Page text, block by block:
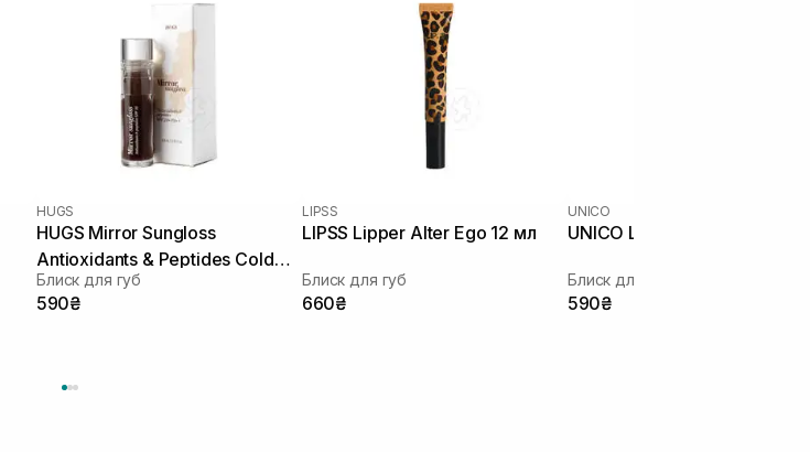
HUGS
HUGS Mirror Sungloss
Antioxidants & Peptides Cold
Brew Spf 20+ Pa++ V 5,5 Мл
Блиск для губ
590₴
LIPSS
LIPSS Lipper Alter Ego 12 мл
Блиск для губ
660₴
UNICO
UNICO Lip Gloss Amour 12
Блиск для губ
590₴